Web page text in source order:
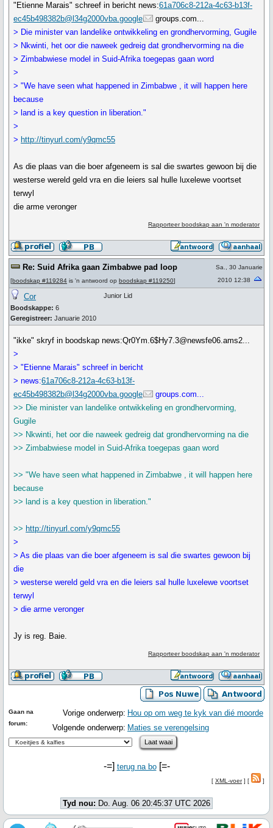
"Etienne Marais" schreef in bericht news:61a706c8-212a-4c63-b13f-
ec45b498382b@l34g2000vba.google
groups.com...
> Die minister van landelike ontwikkeling en grondhervorming, Gugile
> Nkwinti, het oor die naweek gedreig dat grondhervorming na die
> Zimbabwiese model in Suid-Afrika toegepas gaan word
>
> "We have seen what happened in Zimbabwe , it will happen here
because
> land is a key question in liberation."
>
> http://tinyurl.com/y9qmc55
As die plaas van die boer afgeneem is sal die swartes gewoon bij die
westerse wereld geld vra en die leiers sal hulle luxelewe voortset
terwyl
die arme veronger
Rapporteer boodskap aan 'n moderator
Re: Suid Afrika gaan Zimbabwe pad loop
[boodskap #119284 is 'n antwoord op boodskap #119250]
Sa., 30 Januarie
2010 12:38
Cor
Boodskappe: 6
Geregistreer: Januarie 2010
Junior Lid
"ikke" skryf in boodskap news:Qr0Ym.6$Hy7.3@newsfe06.ams2...
>
> "Etienne Marais" schreef in bericht
> news:61a706c8-212a-4c63-b13f-
ec45b498382b@l34g2000vba.google
groups.com...
>> Die minister van landelike ontwikkeling en grondhervorming,
Gugile
>> Nkwinti, het oor die naweek gedreig dat grondhervorming na die
>> Zimbabwiese model in Suid-Afrika toegepas gaan word
>> "We have seen what happened in Zimbabwe , it will happen here
because
>> land is a key question in liberation."
>> http://tinyurl.com/y9qmc55
>
> As die plaas van die boer afgeneem is sal die swartes gewoon bij
die
> westerse wereld geld vra en die leiers sal hulle luxelewe voortset
terwyl
> die arme veronger
Jy is reg. Baie.
Rapporteer boodskap aan 'n moderator
Vorige onderwerp: Hou op om weg te kyk van dié moorde
Volgende onderwerp: Maties se verengelsing
Gaan na
forum:
-=] terug na bo[=-
[ XML-voer] [ ]
Tyd nou: Do. Aug. 06 20:45:37 UTC 2026